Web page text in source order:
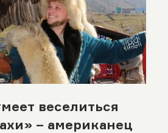
веселиться
– американец